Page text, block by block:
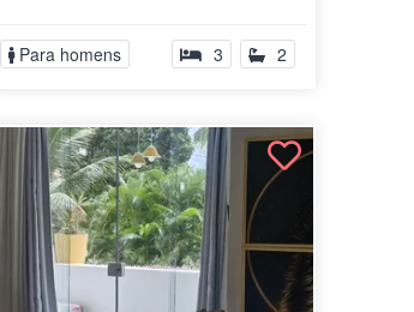
GÁS DE COZINHA, ROUPAS DE...
Para homens 3 2